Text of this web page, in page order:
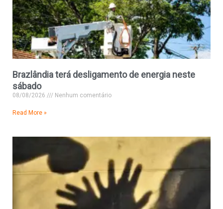
Brazlândia terá desligamento de energia neste
sábado
08/08/2026 Nenhum comentário
Read More »